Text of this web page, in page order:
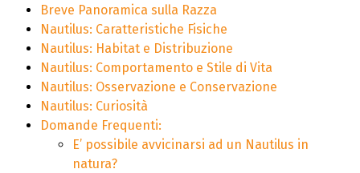
Breve Panoramica sulla Razza
Nautilus: Caratteristiche Fisiche
Nautilus: Habitat e Distribuzione
Nautilus: Comportamento e Stile di Vita
Nautilus: Osservazione e Conservazione
Nautilus: Curiosità
Domande Frequenti:
E’ possibile avvicinarsi ad un Nautilus in
natura?